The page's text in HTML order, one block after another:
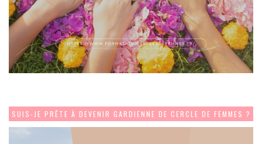
SUIS-JE PRÊTE À DEVENIR GARDIENNE DE CERCLE DE FEMMES ?